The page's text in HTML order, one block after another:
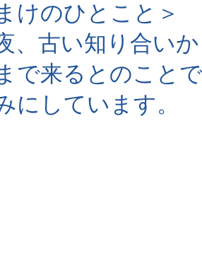
けのひとこと＞
、古い知り合い
で来るとのこと
にしています。